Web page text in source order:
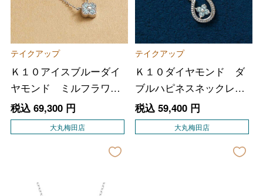
テイクアップ
Ｋ１０アイスブルーダイ
ヤモンド ミルフラワー
ネックレス
税込 69,300円
大丸梅田店
テイクアップ
Ｋ１０ダイヤモンド ダ
ブルハピネスネックレス
（ＷＧ）
税込 59,400円
大丸梅田店